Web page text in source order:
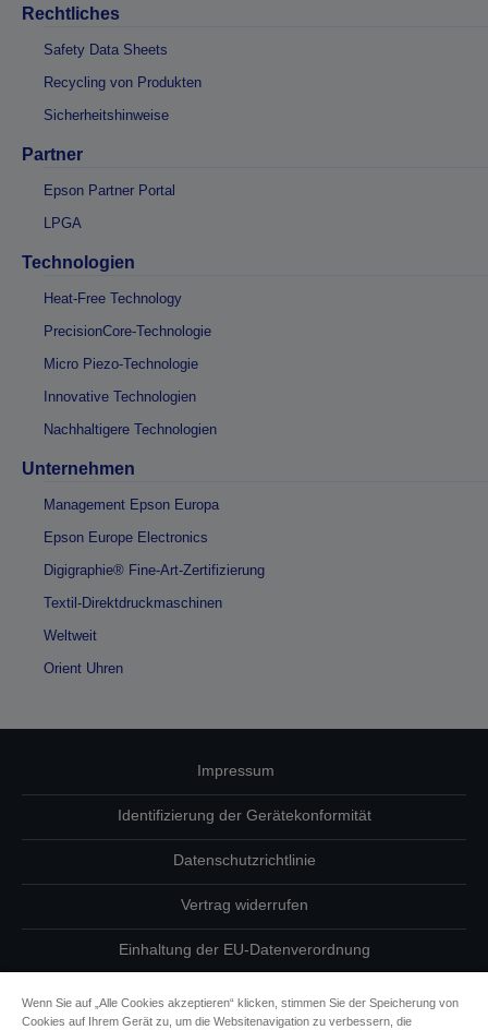
Rechtliches
Safety Data Sheets
Recycling von Produkten
Sicherheitshinweise
Partner
Epson Partner Portal
LPGA
Technologien
Heat-Free Technology
PrecisionCore-Technologie
Micro Piezo-Technologie
Innovative Technologien
Nachhaltigere Technologien
Unternehmen
Management Epson Europa
Epson Europe Electronics
Digigraphie® Fine-Art-Zertifizierung
Textil-Direktdruckmaschinen
Weltweit
Orient Uhren
Impressum
Identifizierung der Gerätekonformität
Datenschutzrichtlinie
Vertrag widerrufen
Einhaltung der EU-Datenverordnung
Wenn Sie auf „Alle Cookies akzeptieren“ klicken, stimmen Sie der Speicherung von
Cookies auf Ihrem Gerät zu, um die Websitenavigation zu verbessern, die